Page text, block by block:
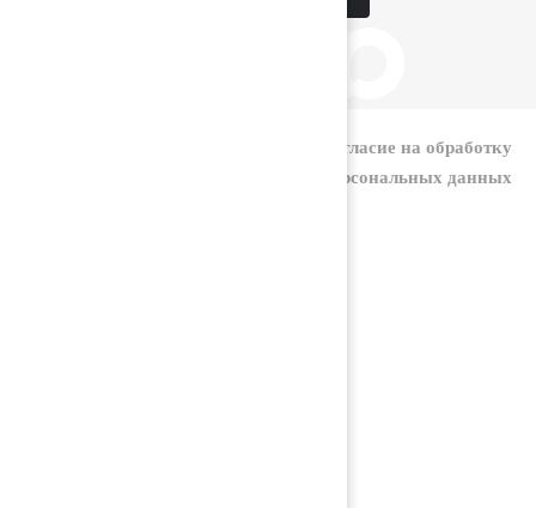
Согласие на обработку
персональных данных